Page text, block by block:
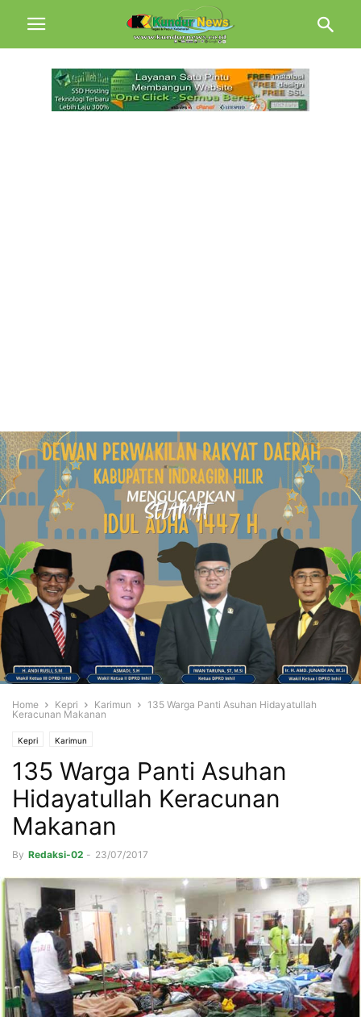
Home Kepri Karimun
135 Warga Panti Asuhan Hidayatullah
Keracunan Makanan
Kepri Karimun
135 Warga Panti Asuhan
Hidayatullah Keracunan
Makanan
By Redaksi-02 - 23/07/2017